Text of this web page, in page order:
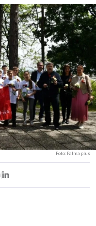
Foto: Palma plus